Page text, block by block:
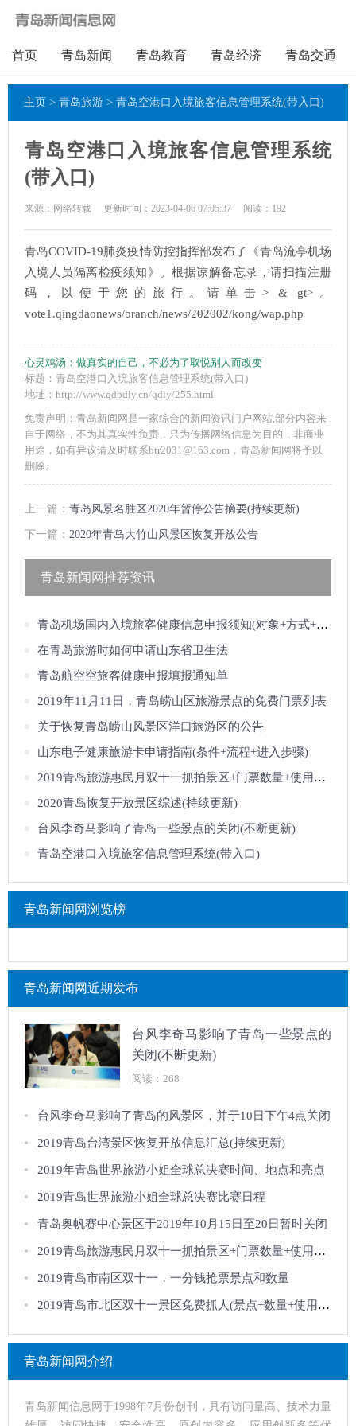
首页 青岛新闻 青岛教育 青岛经济 青岛交通
主页 > 青岛旅游 > 青岛空港口入境旅客信息管理系统(带入口)
青岛空港口入境旅客信息管理系统
(带入口)
来源：网络转载 更新时间：2023-04-06 07:05:37 阅读： 192
青岛COVID-19肺炎疫情防控指挥部发布了《青岛流亭机场
入境人员隔离检疫须知》。根据谅解备忘录，请扫描注册
码，以便于您的旅行。请单击> & gt>。
vote1.qingdaonews/branch/news/202002/kong/wap.php
心灵鸡汤： 做真实的自己，不必为了取悦别人而改变
标题：青岛空港口入境旅客信息管理系统(带入口)
地址：http://www.qdpdly.cn/qdly/255.html
免责声明：青岛新闻网是一家综合的新闻资讯门户网站,部分内容来
自于网络，不为其真实性负责，只为传播网络信息为目的，非商业
用途，如有异议请及时联系btr2031@163.com，青岛新闻网将予以
删除。
上一篇： 青岛风景名胜区2020年暂停公告摘要(持续更新)
下一篇： 2020年青岛大竹山风景区恢复开放公告
青岛新闻网推荐资讯
青岛机场国内入境旅客健康信息申报须知(对象+方式+入口)
在青岛旅游时如何申请山东省卫生法
青岛航空空旅客健康申报填报通知单
2019年11月11日，青岛崂山区旅游景点的免费门票列表
关于恢复青岛崂山风景区洋口旅游区的公告
山东电子健康旅游卡申请指南(条件+流程+进入步骤)
2019青岛旅游惠民月双十一抓拍景区+门票数量+使用说明
2020青岛恢复开放景区综述(持续更新)
台风李奇马影响了青岛一些景点的关闭(不断更新)
青岛空港口入境旅客信息管理系统(带入口)
青岛新闻网浏览榜
青岛新闻网近期发布
台风李奇马影响了青岛一些景点的
关闭(不断更新)
阅读：268
台风李奇马影响了青岛的风景区，并于10日下午4点关闭
2019青岛台湾景区恢复开放信息汇总(持续更新)
2019年青岛世界旅游小姐全球总决赛时间、地点和亮点
2019青岛世界旅游小姐全球总决赛比赛日程
青岛奥帆赛中心景区于2019年10月15日至20日暂时关闭
2019青岛旅游惠民月双十一抓拍景区+门票数量+使用说明
2019青岛市南区双十一，一分钱抢票景点和数量
2019青岛市北区双十一景区免费抓人(景点+数量+使用规则)
青岛新闻网介绍
青岛新闻信息网于1998年7月份创刊，具有访问量高、技术力量